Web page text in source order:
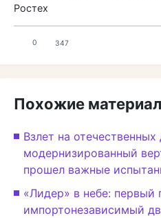
Ростех
0 347
Похожие
Взлет на отечественных
модернизированный
прошел важные
«Лидер» в небе: первый
импортонезависимый